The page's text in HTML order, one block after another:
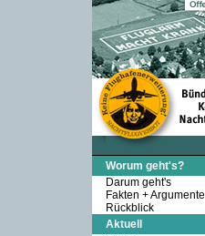
Worum geht's?
Darum geht's
Fakten + Argumente
Rückblick
Aktuell